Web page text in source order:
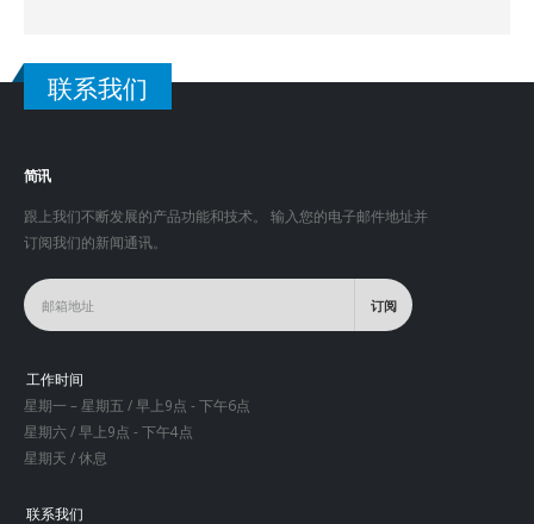
联系我们
简讯
跟上我们不断发展的产品功能和技术。 输入您的电子邮件地址并
订阅我们的新闻通讯。
工作时间
星期一 – 星期五 / 早上9点 - 下午6点
星期六 / 早上9点 - 下午4点
星期天 / 休息
联系我们